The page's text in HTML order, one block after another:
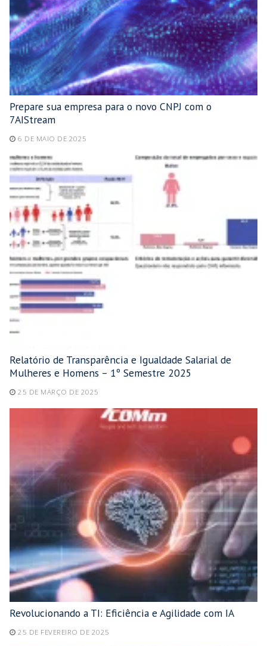
Prepare sua empresa para o novo CNPJ com o
7AIStream
6 DE MAIO DE 2025
Relatório de Transparência e Igualdade Salarial de
Mulheres e Homens – 1º Semestre 2025
25 DE MARÇO DE 2025
Revolucionando a TI: Eficiência e Agilidade com IA
25 DE FEVEREIRO DE 2025